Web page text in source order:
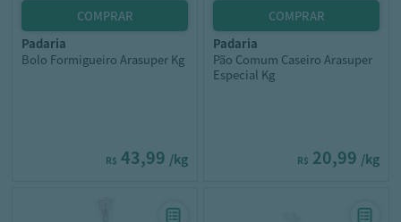
padaria
Bolo Formigueiro Arasuper Kg
R$ 43,99 /kg
padaria
Pão Comum Caseiro Arasuper
Especial Kg
R$ 20,99 /kg